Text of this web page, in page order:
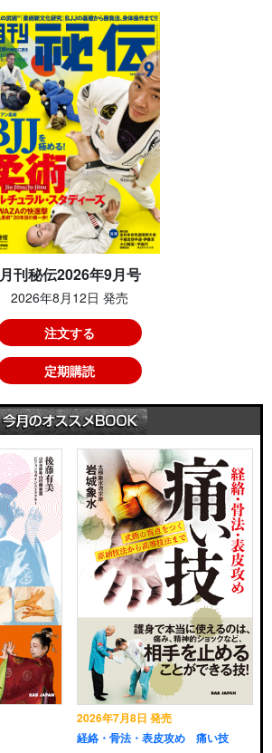
月刊秘伝2026年9月号
2026年8月12日 発売
注文する
定期購読
2026年7月8日 発売
経絡・骨法・表皮攻め 痛い技